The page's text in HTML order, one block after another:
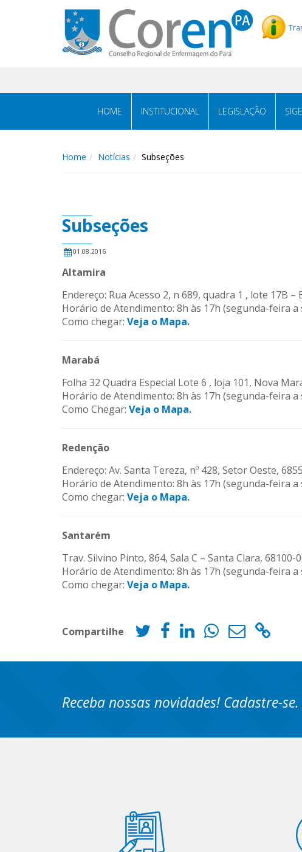
HOME INSTITUCIONAL LEGISLAÇÃO
Home Notícias Subseções
Subseções
01.08.2016
Altamira
Endereço: Rua Acesso 2, n 689, quadra 1 , lote 17B
Horário de Atendimento: 8h às 17h (segunda-feira a
Como chegar: Veja o Mapa.
Marabá
Folha 32 Quadra Especial Lote 6 , loja 101, Nova
Horário de Atendimento: 8h às 17h (segunda-feira a
Como Chegar: Veja o Mapa.
Redenção
Endereço: Av. Santa Tereza, nº 428, Setor Oeste,
Horário de Atendimento: 8h às 17h (segunda-feira a
Como chegar: Veja o Mapa.
Santarém
Trav. Silvino Pinto, 864, Sala C – Santa Clara, 68100-
Horário de Atendimento: 8h às 17h (segunda-feira a
Como chegar: Veja o Mapa.
Compartilhe
Receba nossas novidades! Cadastre-se.